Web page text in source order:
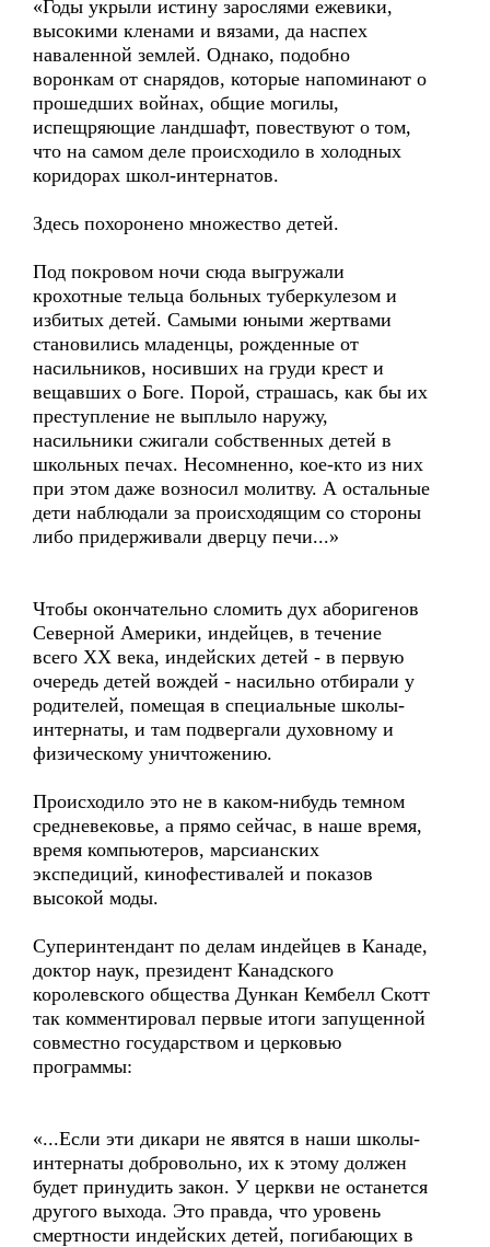
«Годы укрыли истину зарослями ежевики,
высокими кленами и вязами, да наспех
наваленной землей. Однако, подобно
воронкам от снарядов, которые напоминают о
прошедших войнах, общие могилы,
испещряющие ландшафт, повествуют о том,
что на самом деле происходило в холодных
коридорах школ-интернатов.
Здесь похоронено множество детей.
Под покровом ночи сюда выгружали
крохотные тельца больных туберкулезом и
избитых детей. Самыми юными жертвами
становились младенцы, рожденные от
насильников, носивших на груди крест и
вещавших о Боге. Порой, страшась, как бы их
преступление не выплыло наружу,
насильники сжигали собственных детей в
школьных печах. Несомненно, кое-кто из них
при этом даже возносил молитву. А остальные
дети наблюдали за происходящим со стороны
либо придерживали дверцу печи...»
Чтобы окончательно сломить дух аборигенов
Северной Америки, индейцев, в течение
всего ХХ века, индейских детей - в первую
очередь детей вождей - насильно отбирали у
родителей, помещая в специальные школы-
интернаты, и там подвергали духовному и
физическому уничтожению.
Происходило это не в каком-нибудь темном
средневековье, а прямо сейчас, в наше время,
время компьютеров, марсианских
экспедиций, кинофестивалей и показов
высокой моды.
Суперинтендант по делам индейцев в Канаде,
доктор наук, президент Канадского
королевского общества Дункан Кембелл Скотт
так комментировал первые итоги запущенной
совместно государством и церковью
программы:
«...Если эти дикари не явятся в наши школы-
интернаты добровольно, их к этому должен
будет принудить закон. У церкви не останется
другого выхода. Это правда, что уровень
смертности индейских детей, погибающих в